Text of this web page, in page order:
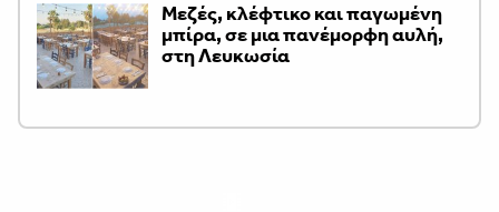
Μεζές, κλέφτικο και παγωμένη
μπίρα, σε μια πανέμορφη αυλή,
στη Λευκωσία